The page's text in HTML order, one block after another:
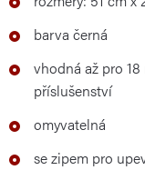
barva černá
vhodná až pro
příslušenství
omyvatelná
se zipem pro